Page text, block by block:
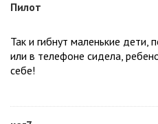
Пилот
Так и гибнут маленькие дети,
или в телефоне сидела,
себе!